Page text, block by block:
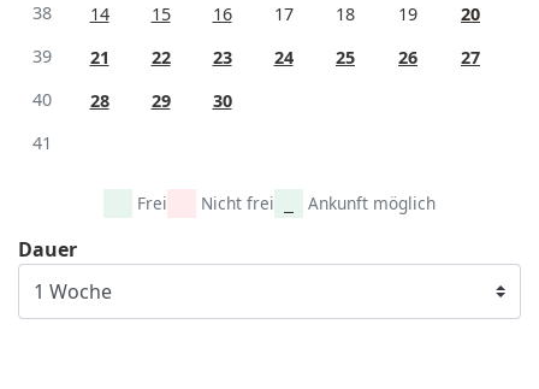
38
14 15 16 17 18 19
20
39
21 22 23 24 25 26
27
40
28 29
30
41
Frei Nicht frei Ankunft möglich
Dauer